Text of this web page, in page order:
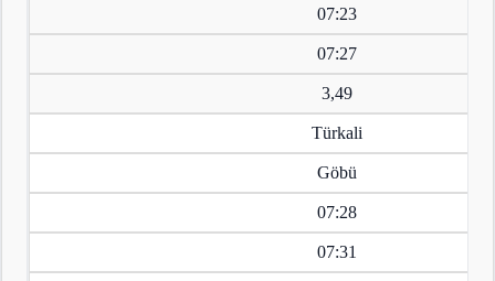
07:23
07:27
3,49
Türkali
Göbü
07:28
07:31